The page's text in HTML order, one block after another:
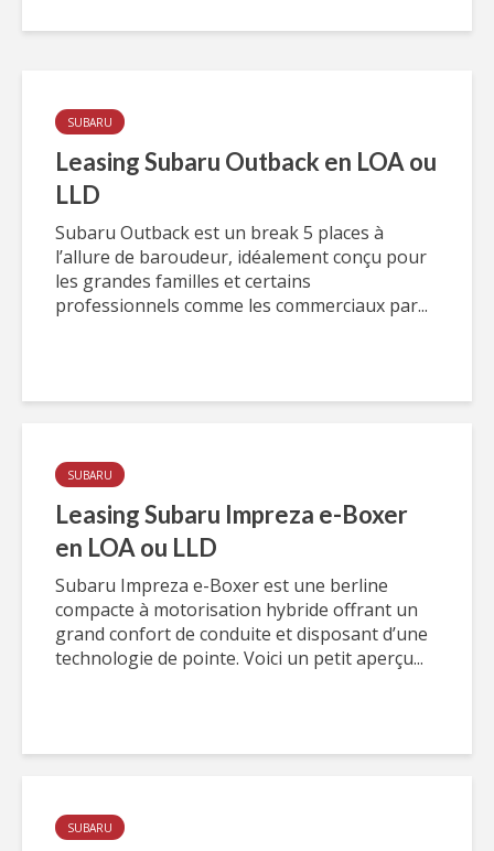
SUBARU
Leasing Subaru Outback en LOA ou
LLD
Subaru Outback est un break 5 places à
l’allure de baroudeur, idéalement conçu pour
les grandes familles et certains
professionnels comme les commerciaux par...
SUBARU
Leasing Subaru Impreza e-Boxer
en LOA ou LLD
Subaru Impreza e-Boxer est une berline
compacte à motorisation hybride offrant un
grand confort de conduite et disposant d’une
technologie de pointe. Voici un petit aperçu...
SUBARU